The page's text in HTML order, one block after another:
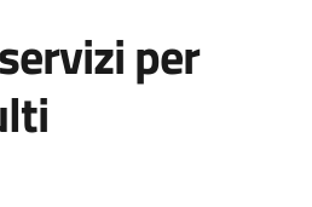
per